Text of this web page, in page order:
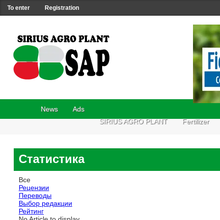
To enter Registration
News
Ads
SIRIUS AGRO PLANT
Fertilizer
Статистика
Все
Рецензии
Переводы
Выбор редакции
Рейтинг